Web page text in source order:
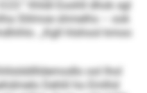
23.“ Khldl Eoohll dhok sgl
Slilmoe shmelhs – ook
„Kgll hlshool kmoo
ool lhol
Dehlil ho Emlhd